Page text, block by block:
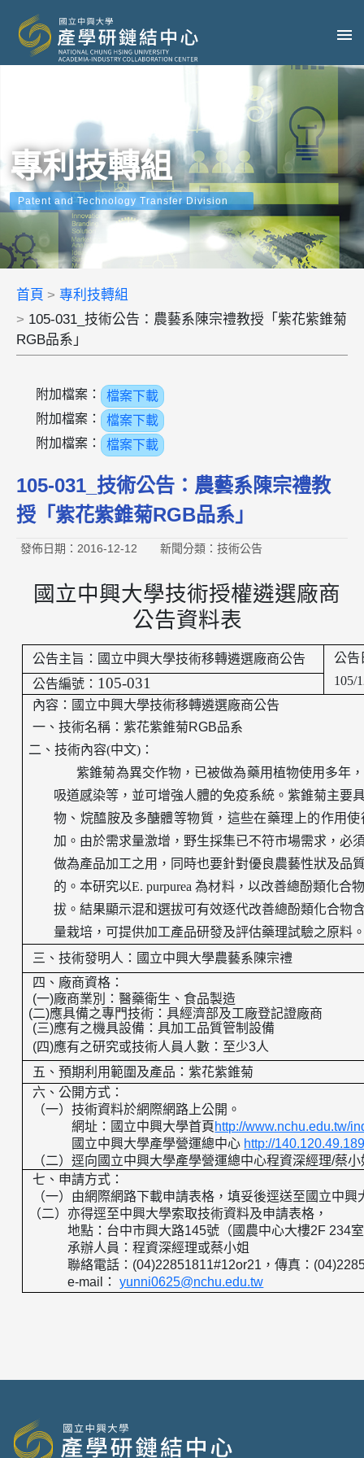
專利技轉組
Patent and Technology Transfer Division
首頁
專利技轉組
105-031_技術公告：農藝系陳宗禮教授「紫花紫錐菊
RGB品系」
附加檔案：
檔案下載
附加檔案：
檔案下載
附加檔案：
檔案下載
105-031_技術公告：農藝系陳宗禮教
授「紫花紫錐菊RGB品系」
發佈日期：2016-12-12 新聞分類：技術公告
國立中興大學技術授權遴選廠商
公告資料表
公告主旨：國立中興大學技術移轉遴選廠商公告
公告
105/
公告編號： 105-031
內容：國立中興大學技術移轉遴選廠商公告
一、技術名稱：紫花紫錐菊RGB品系
二、技術內容(中文) ：
紫錐菊為異交作物，已被做為藥用植物使用多年
吸道感染等，並可增強人體的免疫系統。紫錐菊主要
物、烷醯胺及多醣體等物質，這些在藥理上的作用
加。 由於需求量激增，野生採集已不符市場需求，必
做為產品加工之用，同時也要針對優良農藝性狀及品
的。本研究以E. purpurea為材料，以改善總酚類化合
拔。結果顯示混和選拔可有效逐代改善總酚類化合物
量栽培，可提供加工產品研發及評估藥理試驗之原料
三、技術發明人： 國立中興大學農藝系陳宗禮
四、廠商資格：
(一)廠商業別：醫藥衛生 、 食品製造
(二)應具備之專門技術：具經濟部及工廠登記證廠商
(三)應有之機具設備：具加工品質管制設備
(四)應有之研究或技術人員人數：至少3人
五、預期利用範圍及產品：紫花紫錐菊
六、公開方式：
（一）技術資料於網際網路上公開。
網址：國立中興大學首頁 http://www.nchu.edu.tw/
國立中興大學產學營運總中心 http://
（二）逕向國立中興大學產學營運總中心程資深經理/蔡小
七、申請方式：
（一）由網際網路下載申請表格，填妥後逕送至國立中
（二）亦得逕至中興大學索取技術資料及申請表格，
地點：台中市興大路145號（國農中心大樓2F 234
承辦人員：程資深經理或蔡小姐
聯絡電話： (04)22851811#12or21 ，傳真：
e-mail
： yunni0625@nchu.edu.tw